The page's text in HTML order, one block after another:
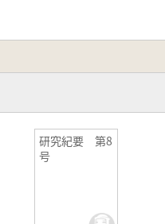
研究紀要 第8
号